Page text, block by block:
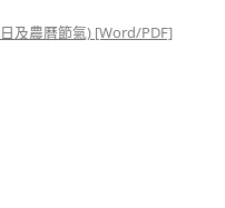
及農曆節氣) [Word/PDF]